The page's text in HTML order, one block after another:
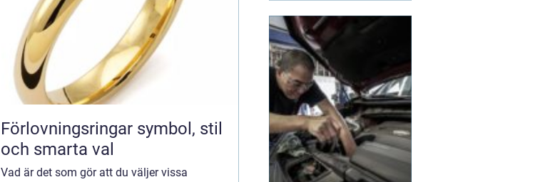
Förlovningsringar symbol, stil
och smarta val
Vad är det som gör att du väljer vissa
och karm, uppstår ofta
stress och osäkerhet. I
den stunden spelar
klockslaget ingen roll du
behöver hjälp direkt. En
03 augusti 2026